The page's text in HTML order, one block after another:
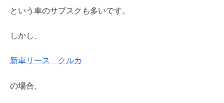
という車のサブスクも多いです。
しかし、
新車リース クルカ
の場合、